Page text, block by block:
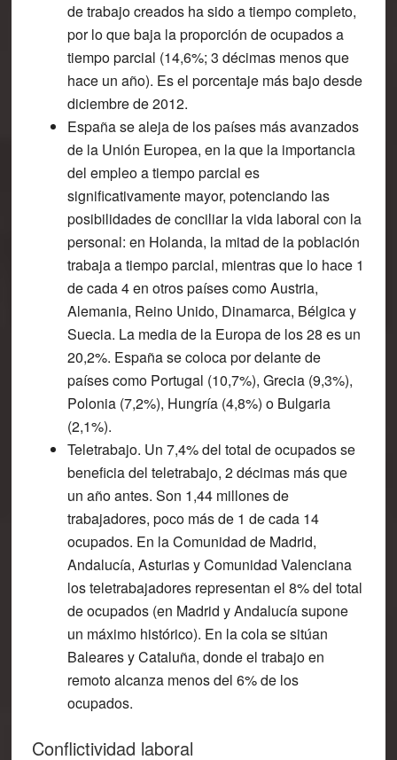
de trabajo creados ha sido a tiempo completo,
por lo que baja la proporción de ocupados a
tiempo parcial (14,6%; 3 décimas menos que
hace un año). Es el porcentaje más bajo desde
diciembre de 2012.
España se aleja de los países más avanzados
de la Unión Europea, en la que la importancia
del empleo a tiempo parcial es
significativamente mayor, potenciando las
posibilidades de conciliar la vida laboral con la
personal: en Holanda, la mitad de la población
trabaja a tiempo parcial, mientras que lo hace 1
de cada 4 en otros países como Austria,
Alemania, Reino Unido, Dinamarca, Bélgica y
Suecia. La media de la Europa de los 28 es un
20,2%. España se coloca por delante de
países como Portugal (10,7%), Grecia (9,3%),
Polonia (7,2%), Hungría (4,8%) o Bulgaria
(2,1%).
Teletrabajo. Un 7,4% del total de ocupados se
beneficia del teletrabajo, 2 décimas más que
un año antes. Son 1,44 millones de
trabajadores, poco más de 1 de cada 14
ocupados. En la Comunidad de Madrid,
Andalucía, Asturias y Comunidad Valenciana
los teletrabajadores representan el 8% del total
de ocupados(en Madrid y Andalucía supone
un máximo histórico). En la cola se sitúan
Baleares y Cataluña, donde el trabajo en
remoto alcanza menos del 6% de los
ocupados.
Conflictividad laboral